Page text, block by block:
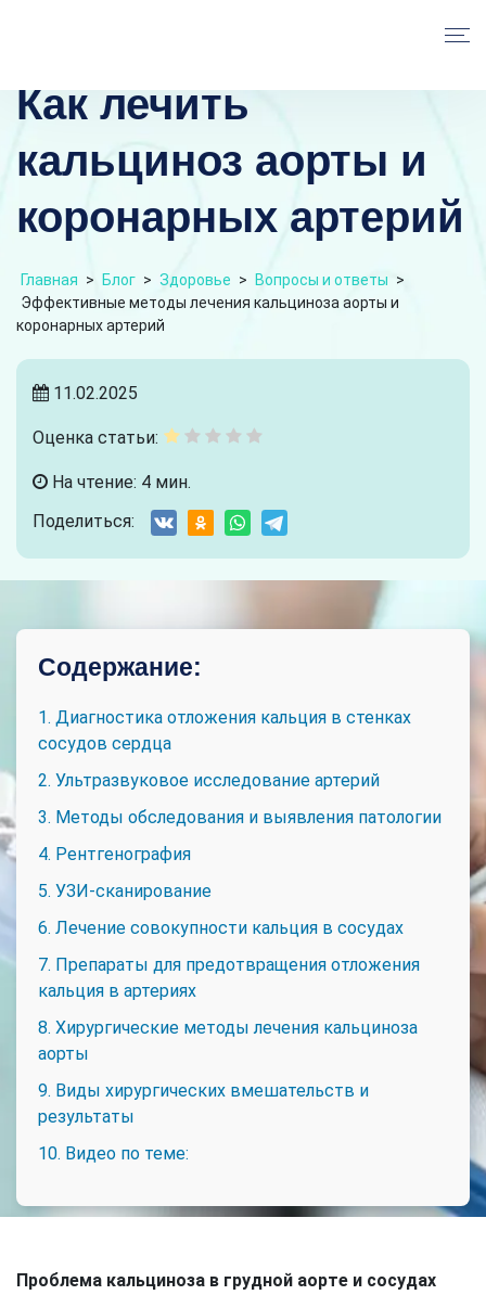
Как лечить
кальциноз аорты и
коронарных артерий
Главная > Блог > Здоровье > Вопросы и ответы >
Эффективные методы лечения кальциноза аорты и
коронарных артерий
11.02.2025
Оценка статьи:
На чтение: 4 мин.
Поделиться:
Содержание:
1. Диагностика отложения кальция в стенках
сосудов сердца
2. Ультразвуковое исследование артерий
3. Методы обследования и выявления патологии
4. Рентгенография
5. УЗИ-сканирование
6. Лечение совокупности кальция в сосудах
7. Препараты для предотвращения отложения
кальция в артериях
8. Хирургические методы лечения кальциноза
аорты
9. Виды хирургических вмешательств и
результаты
10. Видео по теме:
Проблема кальциноза в грудной аорте и сосудах